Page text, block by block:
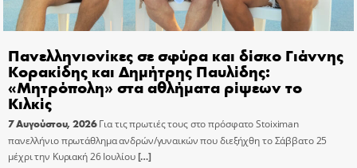
Πανελληνιονίκες σε σφύρα και δίσκο Γιάννης
Κορακίδης και Δημήτρης Παυλίδης:
«Μητρόπολη» στα αθλήματα ρίψεων το
Κιλκίς
7 Αυγούστου, 2026 Για τις πρωτιές τους στο πρόσφατο Stoiximan
πανελλήνιο πρωτάθλημα ανδρών/γυναικών που διεξήχθη το Σάββατο 25
μέχρι την Κυριακή 26 Ιουλίου[…]